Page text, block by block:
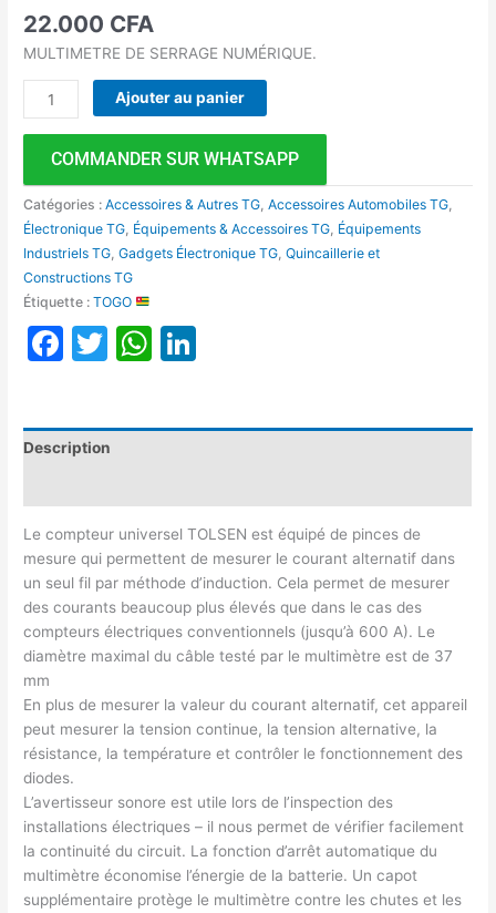
22.000 CFA
MULTIMETRE DE SERRAGE NUMÉRIQUE.
Ajouter au panier
COMMANDER SUR WHATSAPP
Catégories :Accessoires & Autres TG,Accessoires Automobiles TG,
Électronique TG, Équipements & Accessoires TG, Équipements
Industriels TG,Gadgets Électronique TG,Quincaillerie et
Constructions TG
Étiquette :TOGO
Facebook
TwitterWhatsApp
Description
Le compteur universel TOLSEN est équipé de pinces de
mesure qui permettent de mesurer le courant alternatif dans
un seul fil par méthode d’induction. Cela permet de mesurer
des courants beaucoup plus élevés que dans le cas des
compteurs électriques conventionnels (jusqu’à 600 A). Le
diamètre maximal du câble testé par le multimètre est de 37
mm
En plus de mesurer la valeur du courant alternatif, cet appareil
peut mesurer la tension continue, la tension alternative, la
résistance, la température et contrôler le fonctionnement des
diodes.
L’avertisseur sonore est utile lors de l’inspection des
installations électriques – il nous permet de vérifier facilement
la continuité du circuit. La fonction d’arrêt automatique du
multimètre économise l’énergie de la batterie. Un capot
supplémentaire protège le multimètre contre les chutes et les